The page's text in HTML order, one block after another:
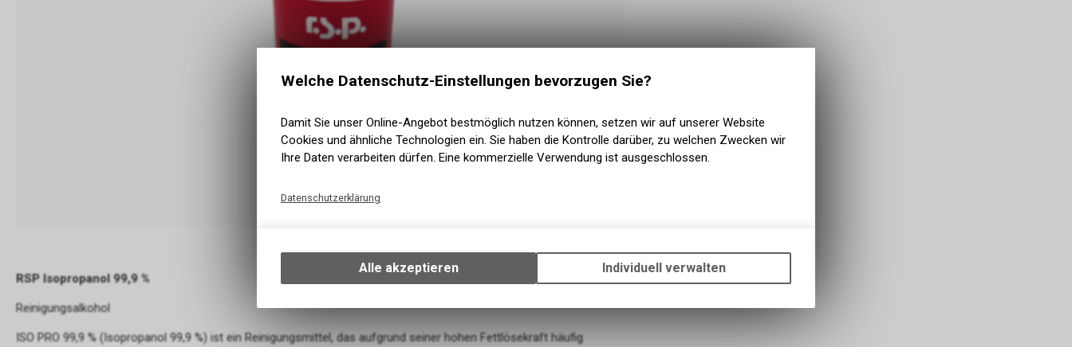
RSP Isopropanol 99,9 %
Reinigungsalkohol
ISO PRO 99,9 % (Isopropanol 99,9 %) ist ein Reinigungsmittel, das aufgrund seiner hohen Fettlösekraft häufig
Welche Datenschutz-Einstellungen bevorzugen Sie?
Damit Sie unser Online-Angebot bestmöglich nutzen können, setzen wir auf unserer Website
Cookies und ähnliche Technologien ein. Sie haben die Kontrolle darüber, zu welchen Zwecken wir
Ihre Daten verarbeiten dürfen. Eine kommerzielle Verwendung ist ausgeschlossen.
Datenschutzerklärung
Ihrem Gerät, um die grundlegenden Funktionen unseres Online-Angebots, wie die
Verwendung des Warenkorbs, zu ermöglichen. Bitte beachten Sie, dass die
zulassen.
Alle akzeptieren Individuell verwalten